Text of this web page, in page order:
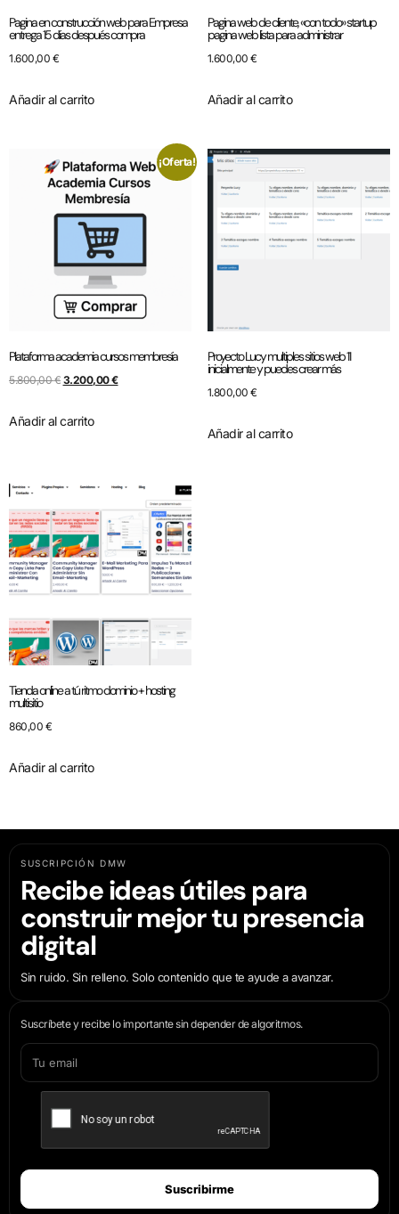
Pagina en construcción web para Empresa
entrega 15 días después compra
1.600,00 €
Añadir al carrito
Pagina web de cliente, «con todo» startup
pagina web lista para administrar
1.600,00€
Añadir al carrito
¡Oferta!
Plataforma academia cursos membresía
5.800,00€ 3.200,00€
Añadir al carrito
Proyecto Lucy multiples sitios web 11
inicialmente y puedes crear más
1.800,00€
Añadir al carrito
Tienda online a tú ritmo dominio + hosting
multisitio
860,00 €
Añadir al carrito
SUSCRIPCIÓN DMW
Recibe ideas útiles para
construir mejor tu presencia
digital
Sin ruido. Sin relleno. Solo contenido que te ayude a avanzar.
Suscríbete y recibe lo importante sin depender de algoritmos.
Suscribirme